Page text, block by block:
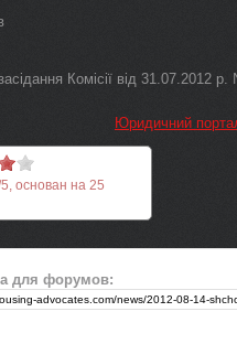
Комісії від 31.07.2012
Юридичний
5, основан на 25
для форумов: